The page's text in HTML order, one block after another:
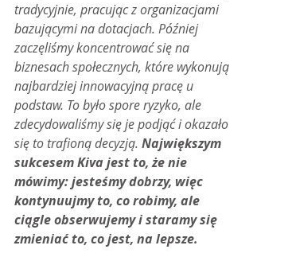
tradycyjnie, pracując z organizacjami
bazującymi na dotacjach. Później
zaczęliśmy koncentrować się na
biznesach społecznych, które wykonują
najbardziej innowacyjną pracę u
podstaw. To było spore ryzyko, ale
zdecydowaliśmy się je podjąć i okazało
się to trafioną decyzją. Największym
sukcesem Kiva jest to, że nie
mówimy: jesteśmy dobrzy, więc
kontynuujmy to, co robimy, ale
ciągle obserwujemy i staramy się
zmieniać to, co jest, na lepsze.